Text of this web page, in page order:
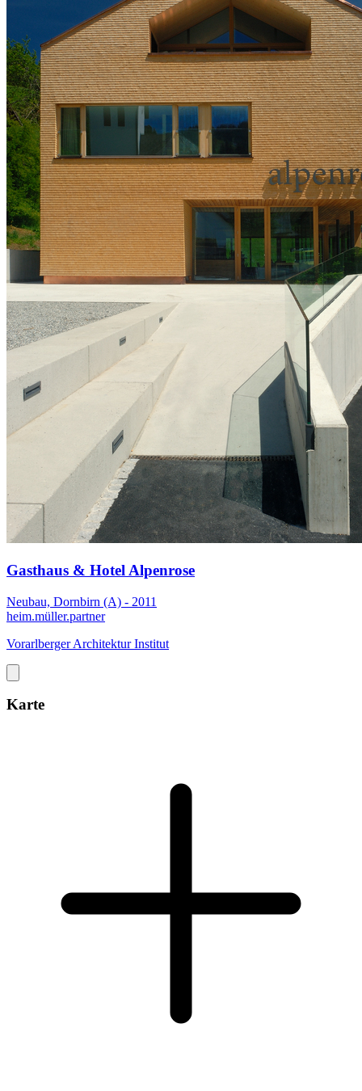
Gasthaus & Hotel Alpenrose
Neubau, Dornbirn (A) - 2011
heim.müller.partner
Vorarlberger Architektur Institut
Karte